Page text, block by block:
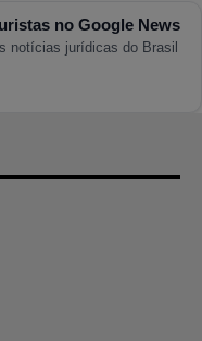
no Google News
notícias jurídicas do Brasil